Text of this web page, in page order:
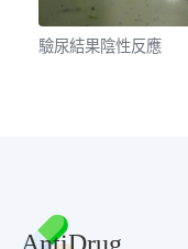
驗尿結果陰性反應